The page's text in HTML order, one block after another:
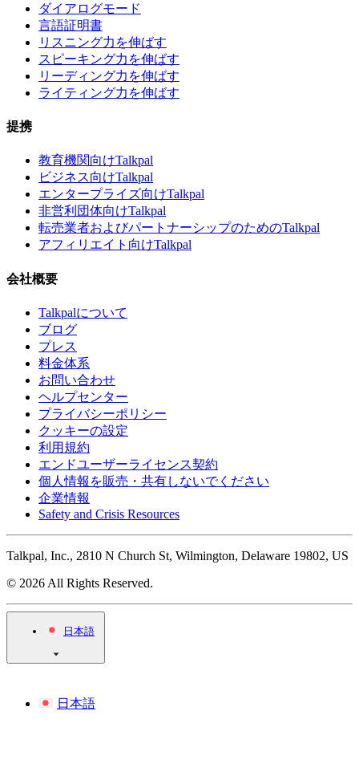
ダイアログモード
言語証明書
リスニング力を伸ばす
スピーキング力を伸ばす
リーディング力を伸ばす
ライティング力を伸ばす
提携
教育機関向けTalkpal
ビジネス向けTalkpal
エンタープライズ向けTalkpal
非営利団体向けTalkpal
転売業者およびパートナーシップのためのTalkpal
アフィリエイト向けTalkpal
会社概要
Talkpalについて
ブログ
プレス
料金体系
お問い合わせ
ヘルプセンター
プライバシーポリシー
クッキーの設定
利用規約
エンドユーザーライセンス契約
個人情報を販売・共有しないでください
企業情報
Safety and Crisis Resources
Talkpal, Inc., 2810 N Church St, Wilmington, Delaware 19802, US
© 2026 All Rights Reserved.
日本語
日本語